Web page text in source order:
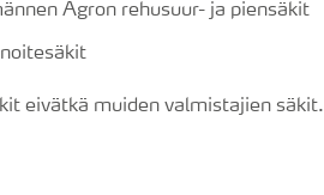
Agron rehusuur- ja piensäkit
eivätkä muiden valmistajien säkit.